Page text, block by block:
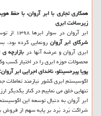
همکاری تجاری با ابر آروان، با حفظ
زیرساخت ابری
ابر آروان در سوار ابرها ۱۳۹۸ از توسعه اکوسیستم ابری کشور گفته و از
شرکای ابر آروان رونمایی کرده بود،
ابری آروان و عرضه آنها در بازارچه
محصولات حوزه ابری را در اختیار کسب
پویا پیرحسینلو، ناخدای اجرایی ابر آروان:
اکوسیستم ابری کشور نیازمند
تنهایی خلق می نماییم در کنار
ابر آروان به دنبال توسعه این
شراکت بُرد بُرد بر پایه سهم از